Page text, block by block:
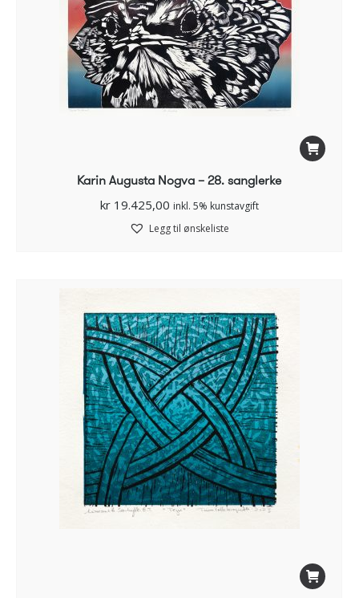
Karin Augusta Nogva – 28. sanglerke
kr19.425,00 inkl. 5% kunstavgift
Legg til ønskeliste